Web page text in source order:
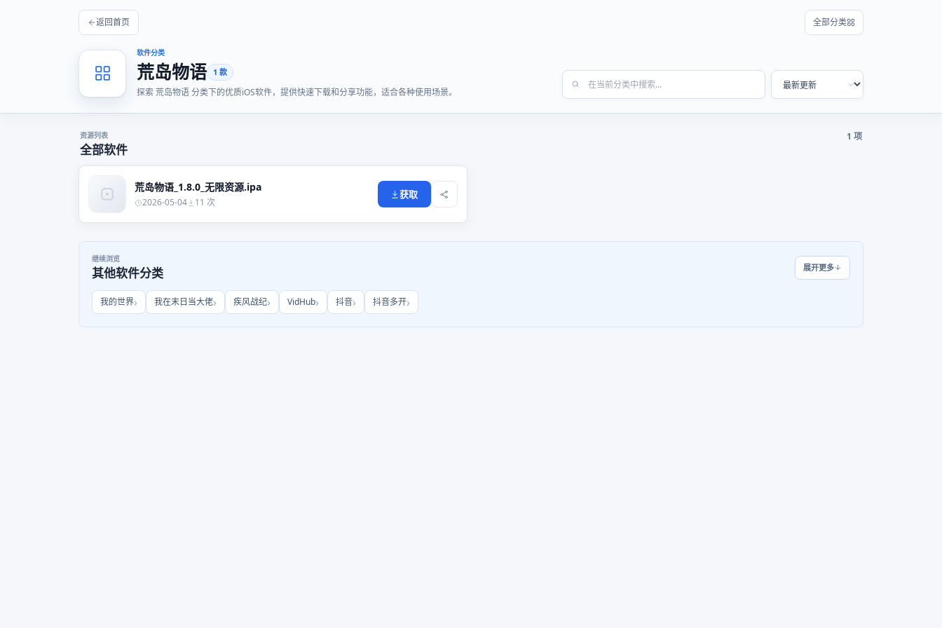
返回首页 全部分类
软件分类
荒岛物语 1 款
探索 荒岛物语 分类下的优质iOS软件，提供快速下载和分享功能，适合各种使用场景。
资源列表
全部软件
1 项
荒岛物语_1.8.0_无限资源.ipa
2026-05-04 11 次
获取
继续浏览
其他软件分类 展开更多
我的世界 我在末日当大佬 疾风战纪 VidHub 抖音 抖音多开